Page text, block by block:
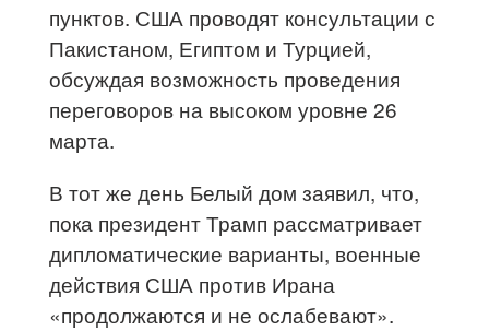
пунктов. США проводят консультации с
Пакистаном, Египтом и Турцией,
обсуждая возможность проведения
переговоров на высоком уровне 26
марта.
В тот же день Белый дом заявил, что,
пока президент Трамп рассматривает
дипломатические варианты, военные
действия США против Ирана
«продолжаются и не ослабевают».